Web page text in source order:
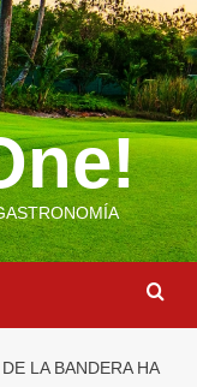
LA BANDERA HA